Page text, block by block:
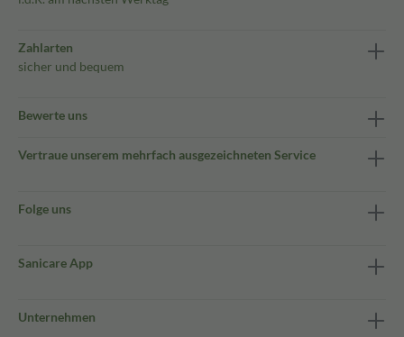
Zahlarten
sicher und bequem
Bewerte uns
Vertraue unserem mehrfach ausgezeichneten Service
Folge uns
Sanicare App
Unternehmen